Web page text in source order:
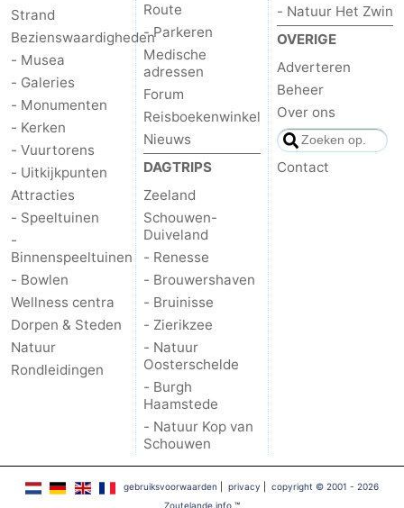
Strand
Bezienswaardigheden
- Musea
- Galeries
- Monumenten
- Kerken
- Vuurtorens
- Uitkijkpunten
Attracties
- Speeltuinen
-
Binnenspeeltuinen
- Bowlen
Wellness centra
Dorpen & Steden
Natuur
Rondleidingen
Route
- Parkeren
Medische
adressen
Forum
Reisboekenwinkel
Nieuws
DAGTRIPS
Zeeland
Schouwen-
Duiveland
- Renesse
- Brouwershaven
- Bruinisse
- Zierikzee
- Natuur
Oosterschelde
- Burgh
Haamstede
- Natuur Kop van
Schouwen
- Natuur Het Zwin
OVERIGE
Adverteren
Beheer
Over ons
Contact
gebruiksvoorwaarden privacy
copyright © 2001 - 2026
Zoutelande.info ™